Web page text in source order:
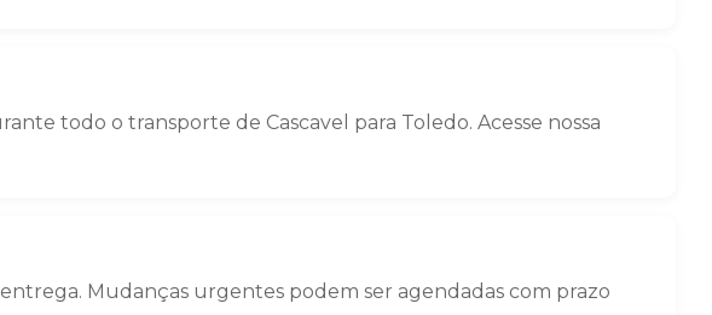
todo o transporte de Cascavel para Toledo. Acesse nossa
Mudanças urgentes podem ser agendadas com prazo